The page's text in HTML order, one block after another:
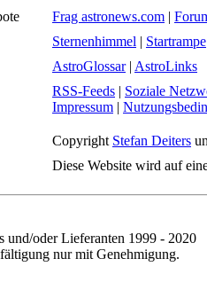
Frag astronews.com |
Sternenhimmel | Startrampe
AstroGlossar| AstroLinks
RSS-Feeds | Soziale
Impressum |
Copyright Stefan Deiters
Diese Website wird auf
und/oder Lieferanten 1999 - 2020
nur mit Genehmigung.